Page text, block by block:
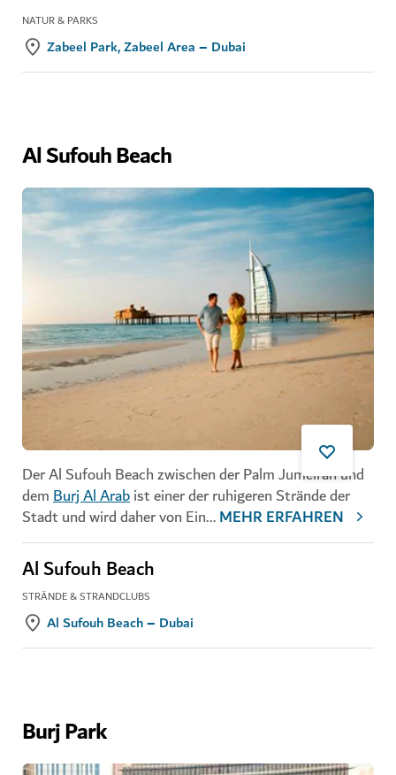
NATUR & PARKS
Zabeel Park, Zabeel Area – Dubai
Al Sufouh Beach
Der Al Sufouh Beach zwischen der Palm Jumeirah und
demBurj Al Arabist einer der ruhigeren Strände der
Stadt und wird daher von Ein...MEHR ERFAHREN
Al Sufouh Beach
STRÄNDE & STRANDCLUBS
Al Sufouh Beach – Dubai
Burj Park